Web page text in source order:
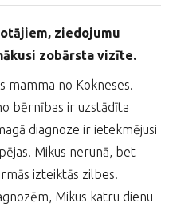
ziedojumu
zobārsta vizīte.
mamma no Kokneses.
bērnības ir uzstādīta
diagnoze ir ietekmējusi
Mikus nerunā, bet
izteiktās zilbes.
Mikus katru dienu